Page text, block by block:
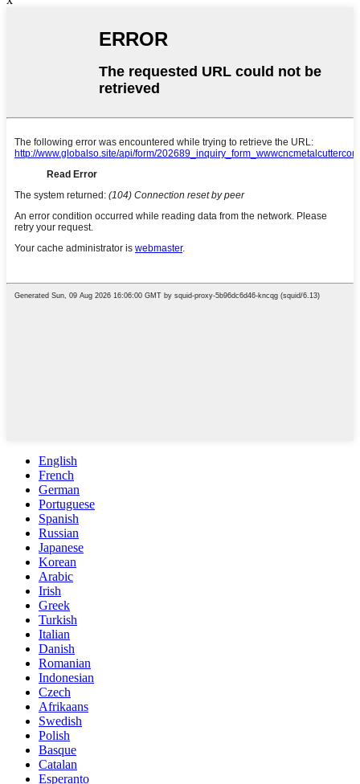
English
French
German
Portuguese
Spanish
Russian
Japanese
Korean
Arabic
Irish
Greek
Turkish
Italian
Danish
Romanian
Indonesian
Czech
Afrikaans
Swedish
Polish
Basque
Catalan
Esperanto